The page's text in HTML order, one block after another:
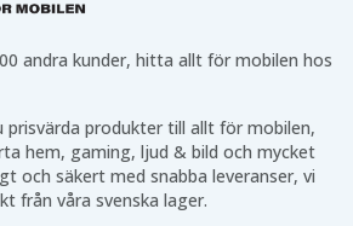
andra kunder, hitta allt för mobilen hos
prisvärda produkter till allt för mobilen,
hem, gaming, ljud & bild och mycket
och säkert med snabba leveranser, vi
från våra svenska lager.